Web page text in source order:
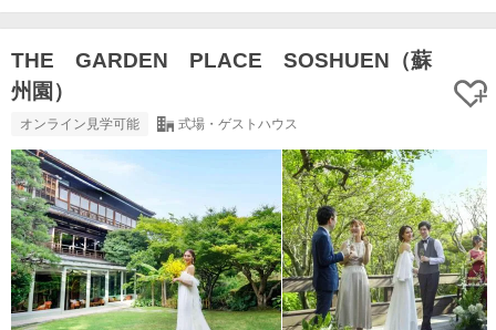
THE GARDEN PLACE SOSHUEN（蘇
州園）
オンライン見学可能 式場・ゲストハウス